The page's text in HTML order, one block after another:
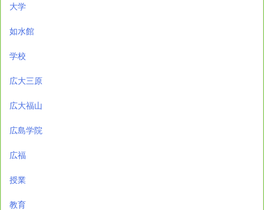
大学
如水館
学校
広大三原
広大福山
広島学院
広福
授業
教育